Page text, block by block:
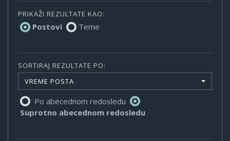
PRIKAŽI REZULTATE KAO:
Postovi Teme
SORTIRAJ REZULTATE PO:
VREME POSTA
Po abecednom redosledu
Suprotno abecednom redosledu